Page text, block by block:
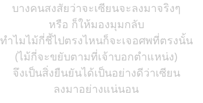
บางคนสงสัยว่าจะเซียนจะลงมาจริงๆ
หรือ ก็ให้มองมุมกลับ
ทำไมไม้กี่ชี้ไปตรงไหนก็จะเจอศพที่ตรงนั้น
(ไม้กี่จะขยับตามที่เจ้าบอกตำแหน่ง)
จึงเป็นสิ่งยืนยันได้เป็นอย่างดีว่าเซียน
ลงมาอย่างแน่นอน